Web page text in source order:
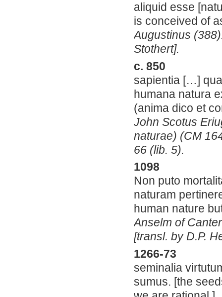
aliquid esse
is conceived of
Augustinus
Stothert].
c. 850
sapientia […]
humana natura
(anima dico et
John Scotus
naturae) (CM
66 (lib. 5).
1098
Non puto
naturam
human nature
Anselm of
[transl. by D.P.
1266-73
seminalia
sumus. [the